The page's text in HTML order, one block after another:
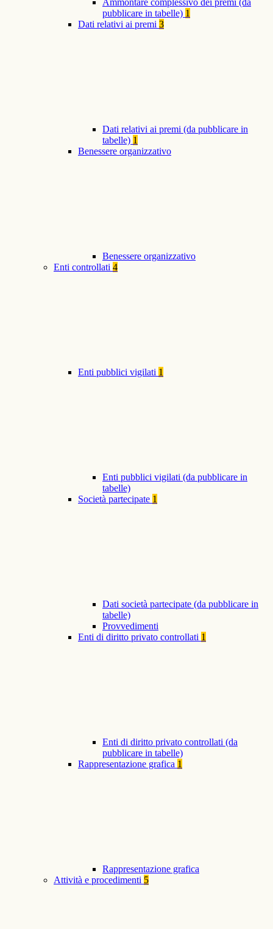
Ammontare complessivo dei premi (da
pubblicare in tabelle) 1
Dati relativi ai premi 3
Dati relativi ai premi (da pubblicare in
tabelle) 1
Benessere organizzativo
Benessere organizzativo
Enti controllati 4
Enti pubblici vigilati 1
Enti pubblici vigilati (da pubblicare in
tabelle)
Società partecipate 1
Dati società partecipate (da pubblicare in
tabelle)
Provvedimenti
Enti di diritto privato controllati 1
Enti di diritto privato controllati (da
pubblicare in tabelle)
Rappresentazione grafica 1
Rappresentazione grafica
Attività e procedimenti 5